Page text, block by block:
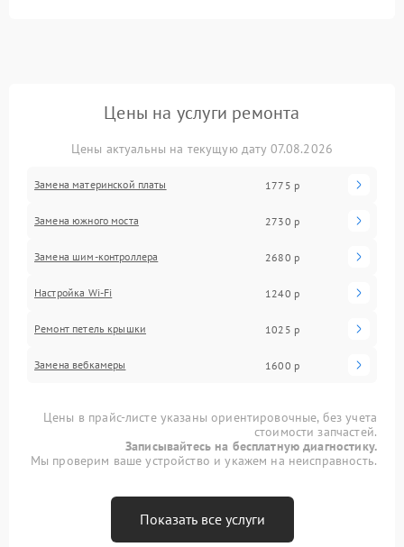
Цены на услуги ремонта
Цены актуальны на текущую дату 07.08.2026
Замена материнской платы 1775 р
Замена южного моста 2730 р
Замена шим-контроллера 2680 р
Настройка Wi-Fi 1240 р
Ремонт петель крышки 1025 р
Замена вебкамеры 1600 р
Цены в прайс-листе указаны ориентировочные, без учета
стоимости запчастей.
Записывайтесь на бесплатную диагностику.
Мы проверим ваше устройство и укажем на неисправность.
Показать все услуги